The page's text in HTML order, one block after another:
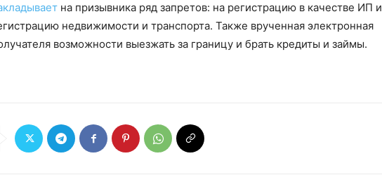
на призывника ряд запретов: на регистрацию в качестве ИП и
недвижимости и транспорта. Также врученная электронная
возможности выезжать за границу и брать кредиты и займы.